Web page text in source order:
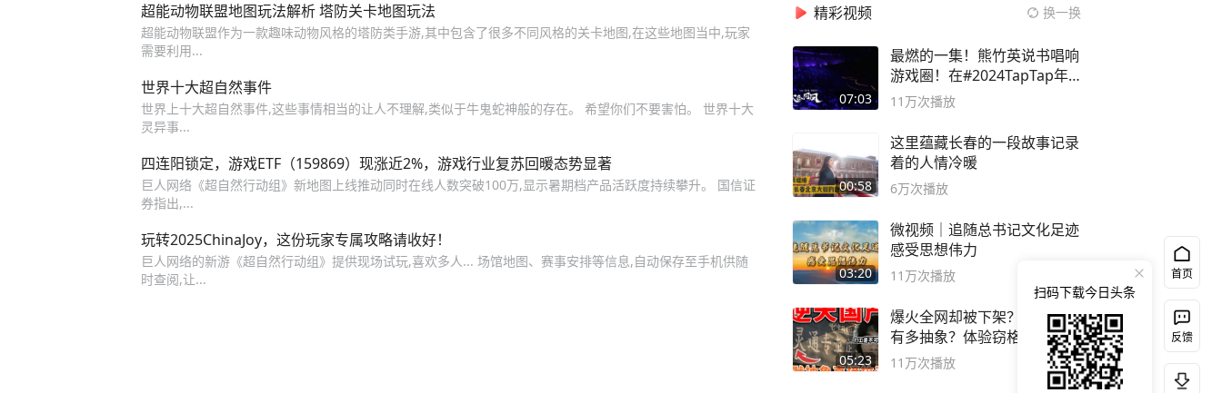
超能动物联盟地图玩法解析 塔防关卡地图玩法
超能动物联盟作为一款趣味动物风格的塔防类手游,其中包含了很多不同风格的关卡地图,在这些地图当中,玩家
需要利用...
世界十大超自然事件
世界上十大超自然事件,这些事情相当的让人不理解,类似于牛鬼蛇神般的存在。 希望你们不要害怕。 世界十大
灵异事...
四连阳锁定，游戏ETF（159869）现涨近2%，游戏行业复苏回暖态势显著
巨人网络《超自然行动组》新地图上线推动同时在线人数突破100万,显示暑期档产品活跃度持续攀升。 国信证
券指出,...
玩转2025ChinaJoy，这份玩家专属攻略请收好！
巨人网络的新游《超自然行动组》提供现场试玩,喜欢多人... 场馆地图、赛事安排等信息,自动保存至手机供随
时查阅,让...
精彩视频 换一换
07:03
最燃的一集！熊竹英说书唱响
游戏圈！在#2024TapTap年
度游戏大赏
11万次播放
00:58
这里蕴藏长春的一段故事记录
着的人情冷暖
6万次播放
03:20
微视频｜追随总书记文化足迹
感受思想伟力
11万次播放
05:23
爆火全网却被下架？国产独游
有多抽象？体验窃格瓦拉模拟
器！
11万次播放
首页
反馈
扫码下载今日头条